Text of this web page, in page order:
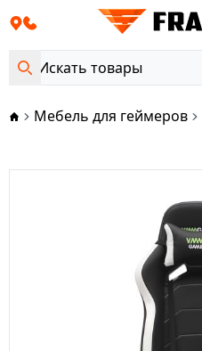
Мебель для геймеров